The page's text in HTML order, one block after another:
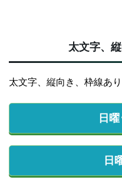
太文字、
太文字、縦向き、枠線あり
日
日